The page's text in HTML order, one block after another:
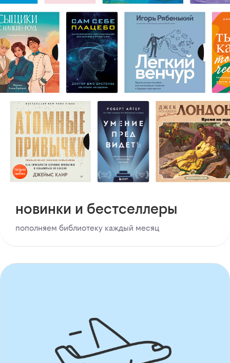
новинки и бестселлеры
пополняем библиотеку каждый месяц